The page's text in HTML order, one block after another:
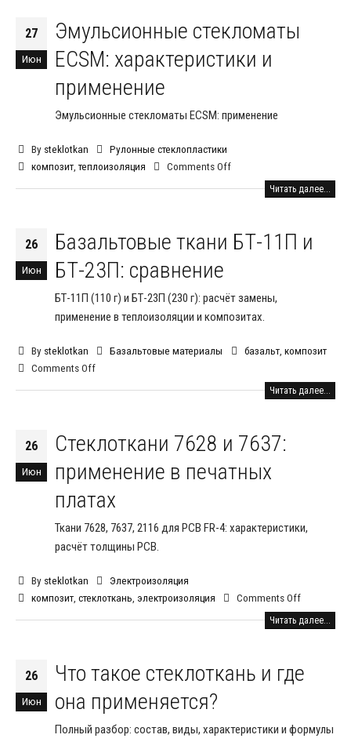
27
Июн
Эмульсионные стекломаты
ECSM: характеристики и
применение
Эмульсионные стекломаты ECSM: применение
By steklotkan
Рулонные стеклопластики
композит, теплоизоляция Comments Off
Читать далее...
26
Июн
Базальтовые ткани БТ-11П и
БТ-23П: сравнение
БТ-11П (110 г) и БТ-23П (230 г): расчёт замены,
применение в теплоизоляции и композитах.
By steklotkan Базальтовые материалы базальт, композит
Comments Off
Читать далее...
26
Июн
Стеклоткани 7628 и 7637:
применение в печатных
платах
Ткани 7628, 7637, 2116 для PCB FR-4: характеристики,
расчёт толщины PCB.
By steklotkan
Электроизоляция
композит, стеклоткань электроизоляция Comments Off
Читать далее...
26
Июн
Что такое стеклоткань и где
она применяется?
Полный разбор: состав, виды, характеристики и формулы